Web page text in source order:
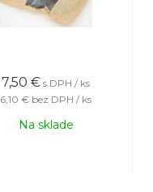
7,50 € s DPH / ks
6,10 € bez DPH / ks
Na sklade